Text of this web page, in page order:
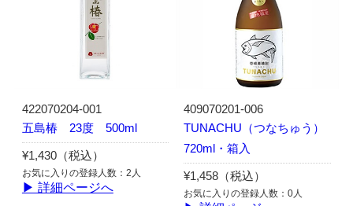
422070204-001
五島椿 23度 500ml
¥1,430（税込）
お気に入りの登録人数：2人
▶ 詳細ページへ
409070201-006
TUNACHU（つなちゅう）
720ml・箱入
¥1,458（税込）
お気に入りの登録人数：0人